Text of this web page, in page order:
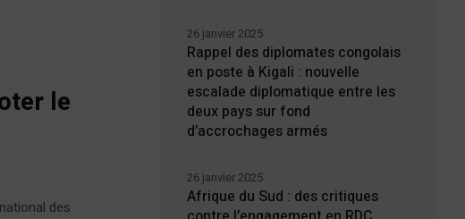
le
des
Rappel des diplomates congolais
en poste à Kigali : nouvelle
escalade diplomatique entre les
deux pays sur fond
d’accrochages armés
26 janvier 2025
Afrique du Sud : des critiques
26 janvier 2025